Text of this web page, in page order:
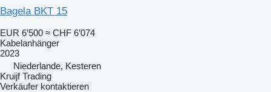
Bagela BKT 15
EUR 6’500 ≈ CHF 6’074
Kabelanhänger
2023
Niederlande, Kesteren
Kruijf Trading
Verkäufer kontaktieren